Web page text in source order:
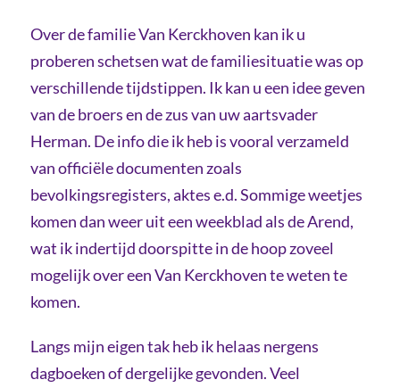
Over de familie Van Kerckhoven kan ik u
proberen schetsen wat de familiesituatie was op
verschillende tijdstippen. Ik kan u een idee geven
van de broers en de zus van uw aartsvader
Herman. De info die ik heb is vooral verzameld
van officiële documenten zoals
bevolkingsregisters, aktes e.d. Sommige weetjes
komen dan weer uit een weekblad als de Arend,
wat ik indertijd doorspitte in de hoop zoveel
mogelijk over een Van Kerckhoven te weten te
komen.
Langs mijn eigen tak heb ik helaas nergens
dagboeken of dergelijke gevonden. Veel